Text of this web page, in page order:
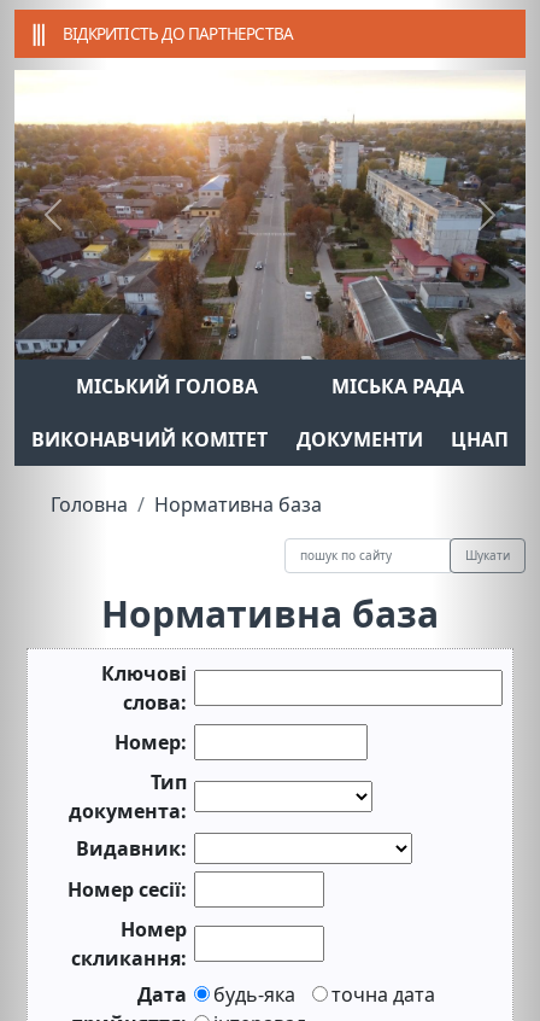
ВІДКРИТІСТЬ ДО ПАРТНЕРСТВА
Previous Next
МІСЬКИЙ ГОЛОВА
МІСЬКА РАДА
ВИКОНАВЧИЙ КОМІТЕТ
ДОКУМЕНТИ ЦНАП
Головна Нормативна база
Шукати
Нормативна база
Ключові
слова:
Номер:
Тип
документа:
Видавник:
Номер сесії:
Номер
скликання:
Дата
будь-яка
точна дата